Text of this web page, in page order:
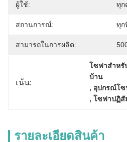
ผู้ใช้: ทุก
สถานการณ์: ทุก
สามารถในการผลิต:
เน้น:
โซฟาสำหรั
บ้าน
, อุปกรณ์โซ
, โซฟาปฏิสั
รายละเอียดสินค้า